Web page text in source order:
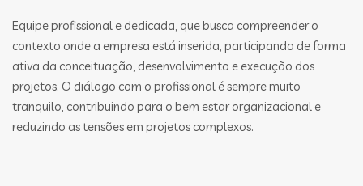
Equipe profissional e dedicada, que busca compreender o
contexto onde a empresa está inserida, participando de forma
ativa da conceituação, desenvolvimento e execução dos
projetos. O diálogo com o profissional é sempre muito
tranquilo, contribuindo para o bem estar organizacional e
reduzindo as tensões em projetos complexos.